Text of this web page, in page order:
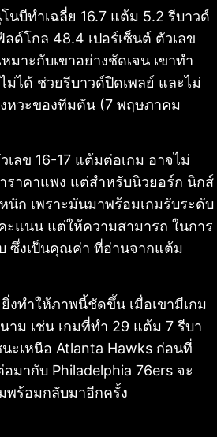
นบีทำเฉลี่ย 16.7 แต้ม 5.2 รีบาวด์
ด์โกล 48.4 เปอร์เซ็นต์ ตัวเลข
าะกับเขาอย่างชัดเจน เขาทำ
ได้ ช่วยรีบาวด์ปิดเพลย์ และไม่
หวะของทีมตัน (7 พฤษภาคม
ลข 16-17 แต้มต่อเกม อาจไม่
าคาแพง แต่สำหรับนิวยอร์ก นิกส์
ก เพราะมันมาพร้อมเกมรับระดับ
ะแนน แต่ให้ความสามารถ ในการ
ซึ่งเป็นคุณค่า ที่อ่านจากแต้ม
งทำให้ภาพนี้ชัดขึ้น เมื่อเขามีเกม
าม เช่น เกมที่ทำ 29 แต้ม 7 รีบา
ะเหนือ Atlanta Hawks ก่อนที่
มากับ Philadelphia 76ers จะ
พร้อมกลับมาอีกครั้ง